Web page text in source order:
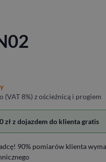
(VAT 8%) z ościeżnicą i progiem
zł z dojazdem do klienta gratis
90% pomiarów klienta